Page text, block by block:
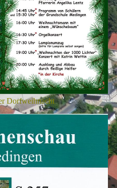
Dorfweihnacht